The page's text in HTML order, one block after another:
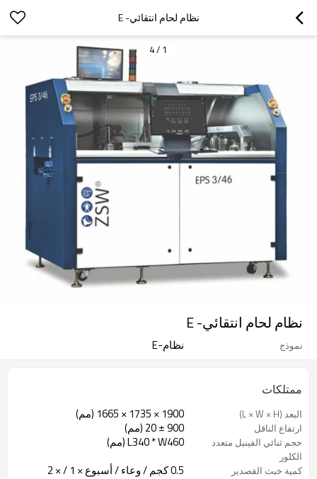
نظام لحام انتقائي- E
1
/
4
نظام لحام انتقائي- E
نموذج نظام-E
ممتلكات
البعد (L × W × H) 1900 × 1735 × 1665 (مم)
ارتفاع الناقل 900 ± 20 (مم)
حجم ثنائي الفينيل متعدد
الكلور
L340 * W460 (مم)
كمية خبث القصدير 0.5 كجم / وعاء / أسبوع × 1 / × 2